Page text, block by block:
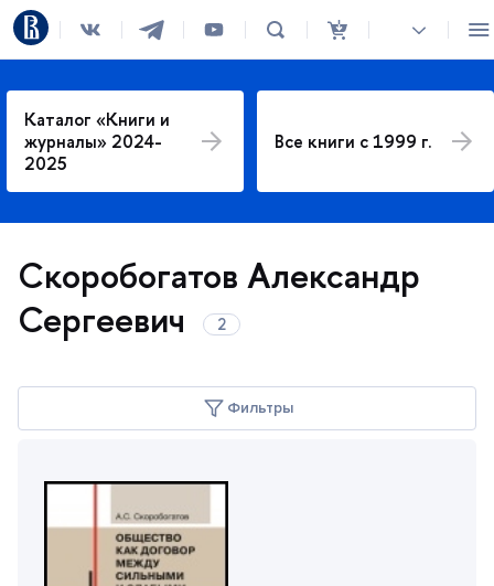
Каталог «Книги и
журналы» 2024-
2025
се книги с 1999 г.
Скоробогатов Александр
Сергеевич
Фильтры
Год издания